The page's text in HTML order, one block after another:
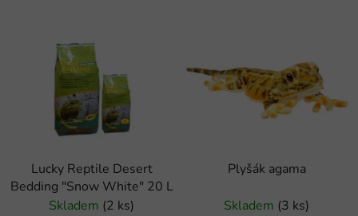
Lucky Reptile Desert
Bedding "Snow White" 20 L
Skladem (2 ks)
Plyšák agama
Skladem (3 ks)